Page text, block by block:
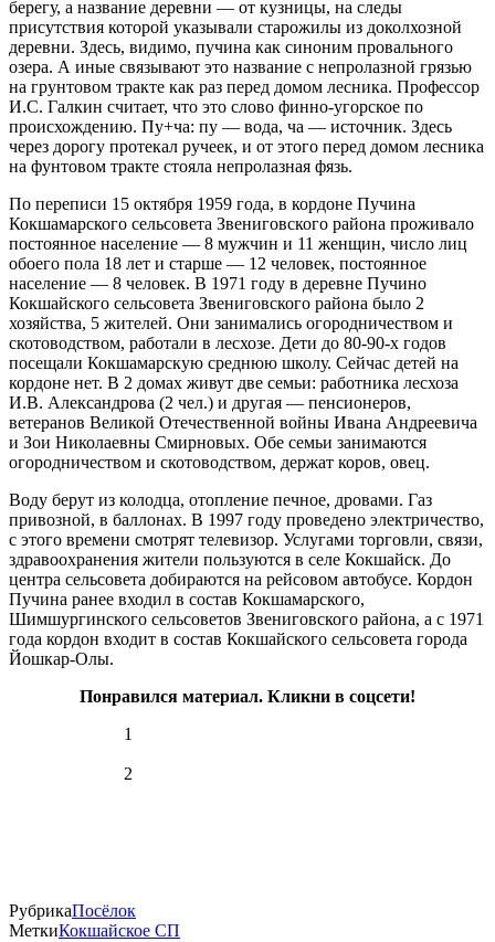
берегу, а название деревни — от кузницы, на следы
присутствия которой указывали старожилы из доколхозной
деревни. Здесь, видимо, пучина как синоним провального
озера. А иные связывают это название с непролазной грязью
на грунтовом тракте как раз перед домом лесника. Профессор
И.С. Галкин считает, что это слово финно-угорское по
происхождению. Пу+ча: пу — вода, ча — источник. Здесь
через дорогу протекал ручеек, и от этого перед домом лесника
на фунтовом тракте стояла непролазная фязь.
По переписи 15 октября 1959 года, в кордоне Пучина
Кокшамарского сельсовета Звениговского района проживало
постоянное население — 8 мужчин и 11 женщин, число лиц
обоего пола 18 лет и старше — 12 человек, постоянное
население — 8 человек. В 1971 году в деревне Пучино
Кокшайского сельсовета Звениговского района было 2
хозяйства, 5 жителей. Они занимались огородничеством и
скотоводством, работали в лесхозе. Дети до 80-90-х годов
посещали Кокшамарскую среднюю школу. Сейчас детей на
кордоне нет. В 2 домах живут две семьи: работника лесхоза
И.В. Александрова (2 чел.) и другая — пенсионеров,
ветеранов Великой Отечественной войны Ивана Андреевича
и Зои Николаевны Смирновых. Обе семьи занимаются
огородничеством и скотоводством, держат коров, овец.
Воду берут из колодца, отопление печное, дровами. Газ
привозной, в баллонах. В 1997 году проведено электричество,
с этого времени смотрят телевизор. Услугами торговли, связи,
здравоохранения жители пользуются в селе Кокшайск. До
центра сельсовета добираются на рейсовом автобусе. Кордон
Пучина ранее входил в состав Кокшамарского,
Шимшургинского сельсоветов Звениговского района, а с 1971
года кордон входит в состав Кокшайского сельсовета города
Йошкар-Олы.
Понравился материал. Кликни в соцсети!
1
2
РубрикаПосёлок
МеткиКокшайское СП